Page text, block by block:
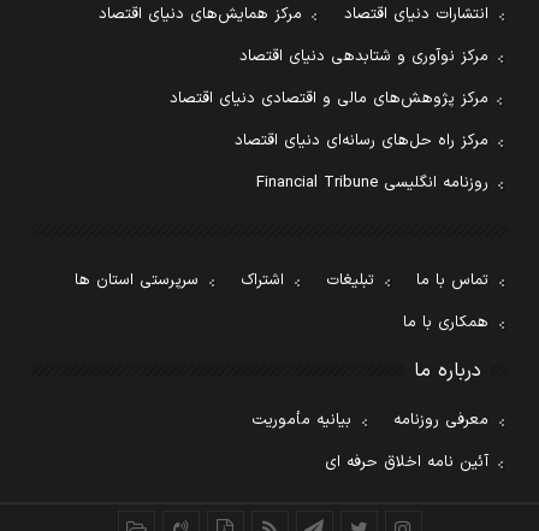
انتشارات دنیای اقتصاد
مرکز همایش‌های دنیای اقتصاد
مرکز نوآوری و شتابدهی دنیای اقتصاد
مرکز پژوهش‌های مالی و اقتصادی دنیای اقتصاد
مرکز راه حل‌های رسانه‌ای دنیای اقتصاد
روزنامه انگلیسی Financial Tribune
تماس با ما تبلیغات اشتراک
سرپرستی استان ها
همکاری با ما
درباره ما
معرفی روزنامه
بیانیه مأموریت
آئین نامه اخلاق حرفه ای